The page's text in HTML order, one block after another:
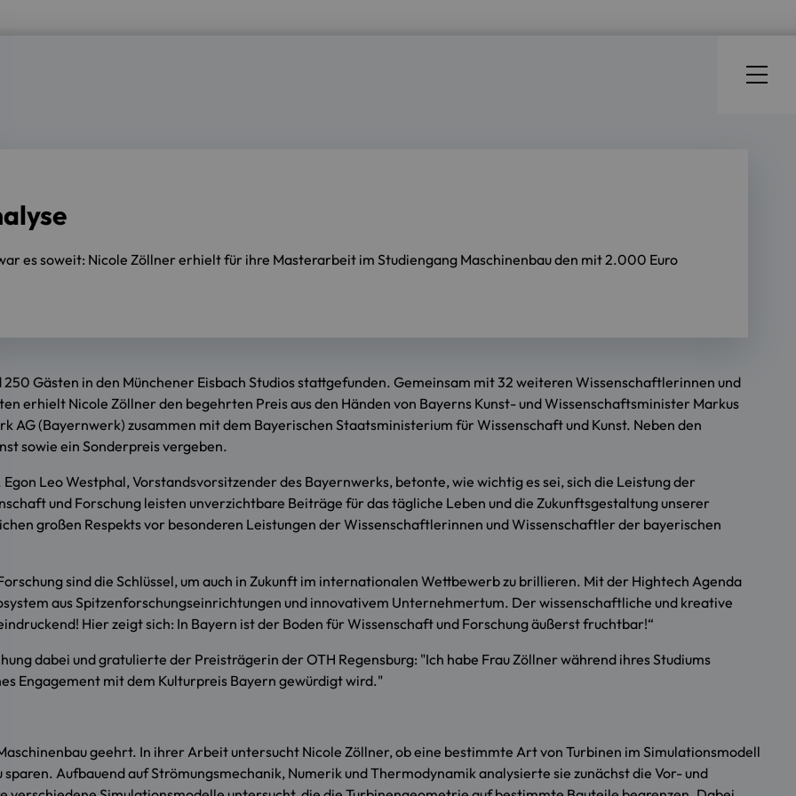
es soweit: Nicole Zöllner erhielt für ihre Masterarbeit im Studiengang Maschinenbau den mit 2.000 Euro
Gästen in den Münchener Eisbach Studios stattgefunden. Gemeinsam mit 32 weiteren Wissenschaftlerinnen und
erhielt Nicole Zöllner den begehrten Preis aus den Händen von Bayerns Kunst- und Wissenschaftsminister Markus
AG (Bayernwerk) zusammen mit dem Bayerischen Staatsministerium für Wissenschaft und Kunst. Neben den
sowie ein Sonderpreis vergeben.
Leo Westphal, Vorstandsvorsitzender des Bayernwerks, betonte, wie wichtig es sei, sich die Leistung der
und Forschung leisten unverzichtbare Beiträge für das tägliche Leben und die Zukunftsgestaltung unserer
großen Respekts vor besonderen Leistungen der Wissenschaftlerinnen und Wissenschaftler der bayerischen
sind die Schlüssel, um auch in Zukunft im internationalen Wettbewerb zu brillieren. Mit der Hightech Agenda
aus Spitzenforschungseinrichtungen und innovativem Unternehmertum. Der wissenschaftliche und kreative
Hier zeigt sich: In Bayern ist der Boden für Wissenschaft und Forschung äußerst fruchtbar!“
dabei und gratulierte der Preisträgerin der OTH Regensburg: "Ich habe Frau Zöllner während ihres Studiums
Engagement mit dem Kulturpreis Bayern gewürdigt wird."
geehrt. In ihrer Arbeit untersucht Nicole Zöllner, ob eine bestimmte Art von Turbinen im Simulationsmodell
Aufbauend auf Strömungsmechanik, Numerik und Thermodynamik analysierte sie zunächst die Vor- und